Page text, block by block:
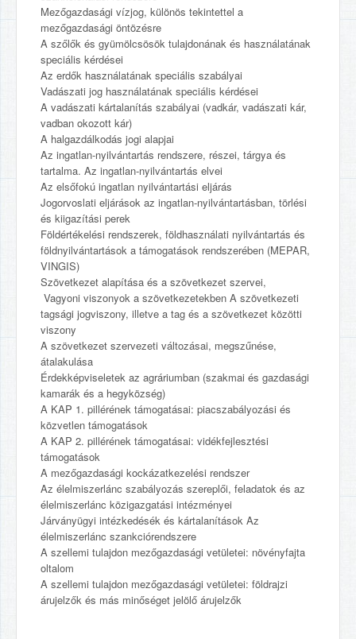
Mezőgazdasági vízjog, különös tekintettel a
mezőgazdasági öntözésre
A szőlők és gyümölcsösök tulajdonának és használatának
speciális kérdései
Az erdők használatának speciális szabályai
Vadászati jog használatának speciális kérdései
A vadászati kártalanítás szabályai (vadkár, vadászati kár,
vadban okozott kár)
A halgazdálkodás jogi alapjai
Az ingatlan-nyilvántartás rendszere, részei, tárgya és
tartalma. Az ingatlan-nyilvántartás elvei
Az elsőfokú ingatlan nyilvántartási eljárás
Jogorvoslati eljárások az ingatlan-nyilvántartásban, törlési
és kiigazítási perek
Földértékelési rendszerek, földhasználati nyilvántartás és
földnyilvántartások a támogatások rendszerében (MEPAR,
VINGIS)
Szövetkezet alapítása és a szövetkezet szervei,
Vagyoni viszonyok a szövetkezetekben A szövetkezeti
tagsági jogviszony, illetve a tag és a szövetkezet közötti
viszony
A szövetkezet szervezeti változásai, megszűnése,
átalakulása
Érdekképviseletek az agráriumban (szakmai és gazdasági
kamarák és a hegyközség)
A KAP 1. pillérének támogatásai: piacszabályozási és
közvetlen támogatások
A KAP 2. pillérének támogatásai: vidékfejlesztési
támogatások
A mezőgazdasági kockázatkezelési rendszer
Az élelmiszerlánc szabályozás szereplői, feladatok és az
élelmiszerlánc közigazgatási intézményei
Járványügyi intézkedésék és kártalanítások Az
élelmiszerlánc szankciórendszere
A szellemi tulajdon mezőgazdasági vetületei: növényfajta
oltalom
A szellemi tulajdon mezőgazdasági vetületei: földrajzi
árujelzők és más minőséget jelölő árujelzők